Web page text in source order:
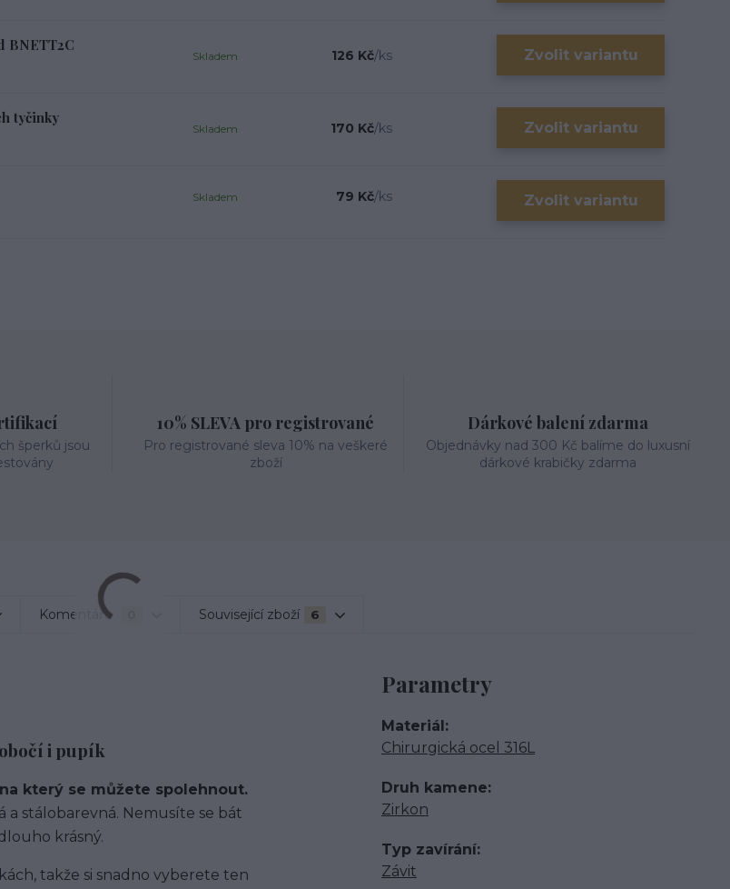
BNETT2C
126 Kč/ks
Skladem Zvolit variantu
tyčinky
170 Kč/ks
Skladem Zvolit variantu
79 Kč/ks
Skladem Zvolit variantu
šperků jsou
10% SLEVA pro registrované
Pro registrované sleva 10% na veškeré
zboží
Dárkové balení zdarma
Objednávky nad 300 Kč balíme do luxusní
dárkové krabičky zdarma
Komentáře Související zboží 6
i pupík
který se můžete spolehnout.
stálobarevná. Nemusíte se bát
krásný.
takže si snadno vyberete ten
Parametry
Materiál
Chirurgická ocel 316L
Druh kamene
Zirkon
Typ zavírání
Závit